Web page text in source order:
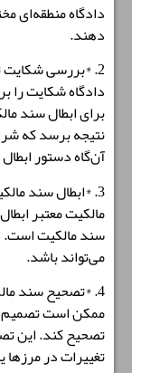
دادگاه منطقه‌ای
دهند.
2. * بررسی شکایت
دادگاه شکایت را
برایابطال سند
نتیجه برسد که
آن‌گاه دستور
3. * ابطال سند
مالکیت معتبر
سند مالکیت است.
می‌تواند باشد.
4. * تصحیح سند
ممکن است تصمیم
تصحیح کند. این
تغییرات در مرزها